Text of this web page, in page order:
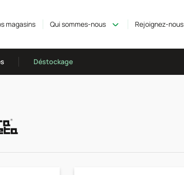
magasins Qui sommes-nous Rejoignez-nous
Déstockage